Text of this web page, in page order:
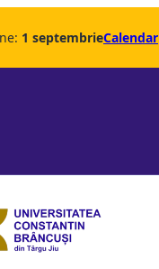
1 septembrieCalendar